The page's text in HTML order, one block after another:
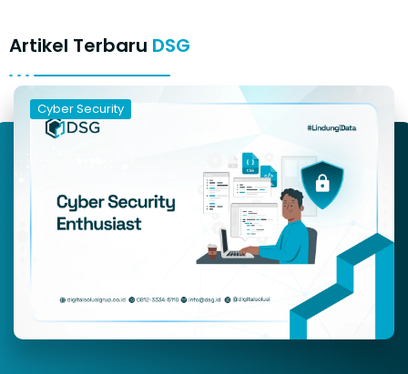
Artikel Terbaru DSG
Cyber Security